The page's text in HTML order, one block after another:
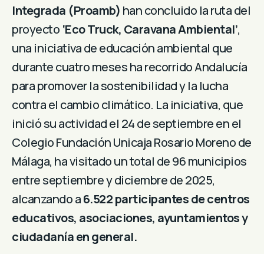
Integrada (Proamb) han concluido la ruta del
proyecto ‘Eco Truck, Caravana Ambiental’,
una iniciativa de educación ambiental que
durante cuatro meses ha recorrido Andalucía
para promover la sostenibilidad y la lucha
contra el cambio climático. La iniciativa, que
inició su actividad el 24 de septiembre en el
Colegio Fundación Unicaja Rosario Moreno de
Málaga, ha visitado un total de 96 municipios
entre septiembre y diciembre de 2025,
alcanzando a6.522 participantes de centros
educativos, asociaciones, ayuntamientos y
ciudadanía en general.